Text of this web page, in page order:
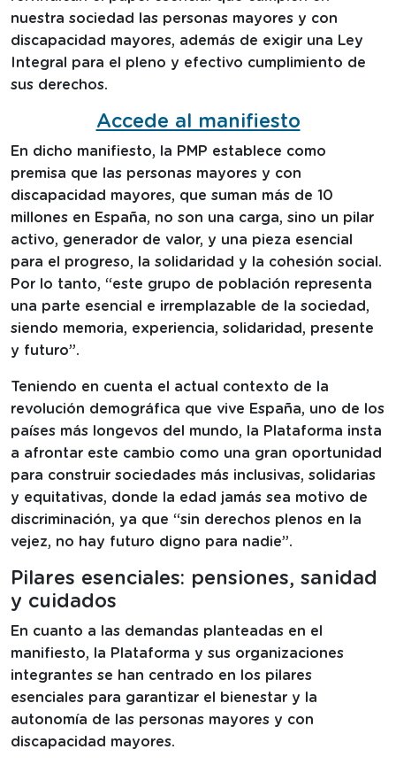
nuestra sociedad las personas mayores y con
discapacidad mayores, además de exigir una Ley
Integral para el pleno y efectivo cumplimiento de
sus derechos.
Accede al manifiesto
En dicho manifiesto, la PMP establece como
premisa que las personas mayores y con
discapacidad mayores, que suman más de 10
millones en España, no son una carga, sino un pilar
activo, generador de valor, y una pieza esencial
para el progreso, la solidaridad y la cohesión social.
Por lo tanto, “este grupo de población representa
una parte esencial e irremplazable de la sociedad,
siendo memoria, experiencia, solidaridad, presente
y futuro”.
Teniendo en cuenta el actual contexto de la
revolución demográfica que vive España, uno de los
países más longevos del mundo, la Plataforma insta
a afrontar este cambio como una gran oportunidad
para construir sociedades más inclusivas, solidarias
y equitativas, donde la edad jamás sea motivo de
discriminación, ya que “sin derechos plenos en la
vejez, no hay futuro digno para nadie”.
Pilares esenciales: pensiones, sanidad
y cuidados
En cuanto a las demandas planteadas en el
manifiesto, la Plataforma y sus organizaciones
integrantes se han centrado en los pilares
esenciales para garantizar el bienestar y la
autonomía de las personas mayores y con
discapacidad mayores.